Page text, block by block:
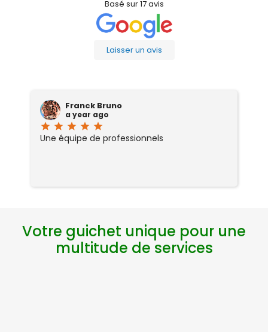
Basé sur17avis
Laisser un avis
Franck Bruno
a year ago
star star star star star
Une équipe de professionnels
Votre guichet unique pour une
multitude de services